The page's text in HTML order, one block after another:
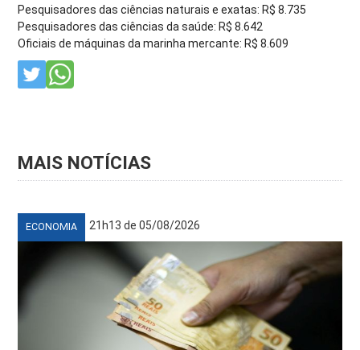
Pesquisadores das ciências naturais e exatas: R$ 8.735
Pesquisadores das ciências da saúde: R$ 8.642
Oficiais de máquinas da marinha mercante: R$ 8.609
MAIS NOTÍCIAS
ECONOMIA 21h13 de 05/08/2026